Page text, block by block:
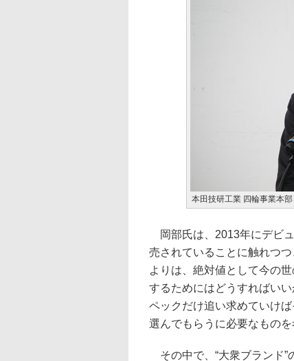
本田技研工業 四輪事業本
岡部氏は、2013年にデビ
売されていることに触れつ
よりは、絶対値として今の
するためにはどうすればい
ペックだけ追い求めていけ
選んでもらうに必要なものを
その中で、“大衆ブランド”